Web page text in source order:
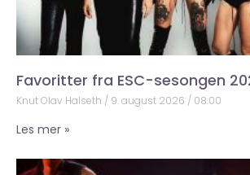
Favoritter fra ESC-sesongen
Knut Olav Halseth 9. august 2026 08:00
Les mer »